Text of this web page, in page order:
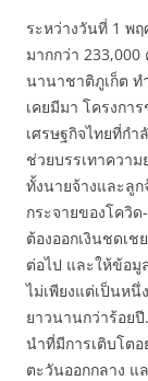
ระหว่างวันที่ 1 พ
มากกว่า
นานาชาติภูเก็ต ท
เคยมีมา โครงกา
เศรษฐกิจไทยที่ก
ช่วยบรรเทาควา
ทั้งนายจ้างและลู
กระจายของโควิ
ต้องออกเงินชดเ
ต่อไป และให้ข้อมู
ไม่เพียงแต่เป็นห
ยาวนานกว่าร้อย
นำที่มีการเติบโตอ
ตะวันออกกลาง แ